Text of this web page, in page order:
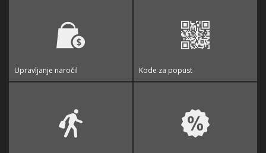
Upravljanje naročil Kode za popust